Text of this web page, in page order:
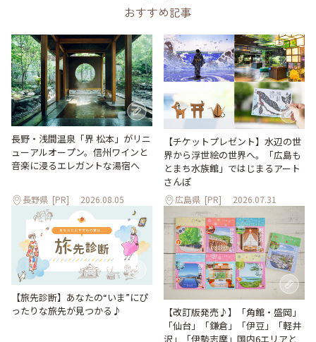
おすすめ記事
長野・浅間温泉「界 松本」がリニ
ューアルオープン。信州ワインと
音楽に浸るエレガントな湯宿へ
長野県 [PR] 2026.08.05
【チケットプレゼント】水辺の世
界から浮世絵の世界へ。「広島も
とまち水族館」ではじまるアート
さんぽ
広島県 [PR] 2026.07.31
【旅先診断】あなたの“いま”にぴ
ったりな旅先が見つかる♪
【改訂版発売♪】「角館・盛岡」
「仙台」「鎌倉」「伊豆」「軽井
沢」「伊勢志摩」国内6エリアと